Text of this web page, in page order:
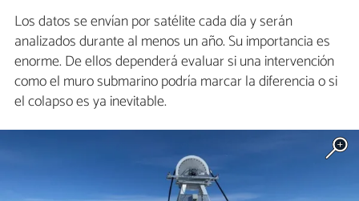
Los datos se envían por satélite cada día y serán
analizados durante al menos un año. Su importancia es
enorme. De ellos dependerá evaluar si una intervención
como el muro submarino podría marcar la diferencia o si
el colapso es ya inevitable.